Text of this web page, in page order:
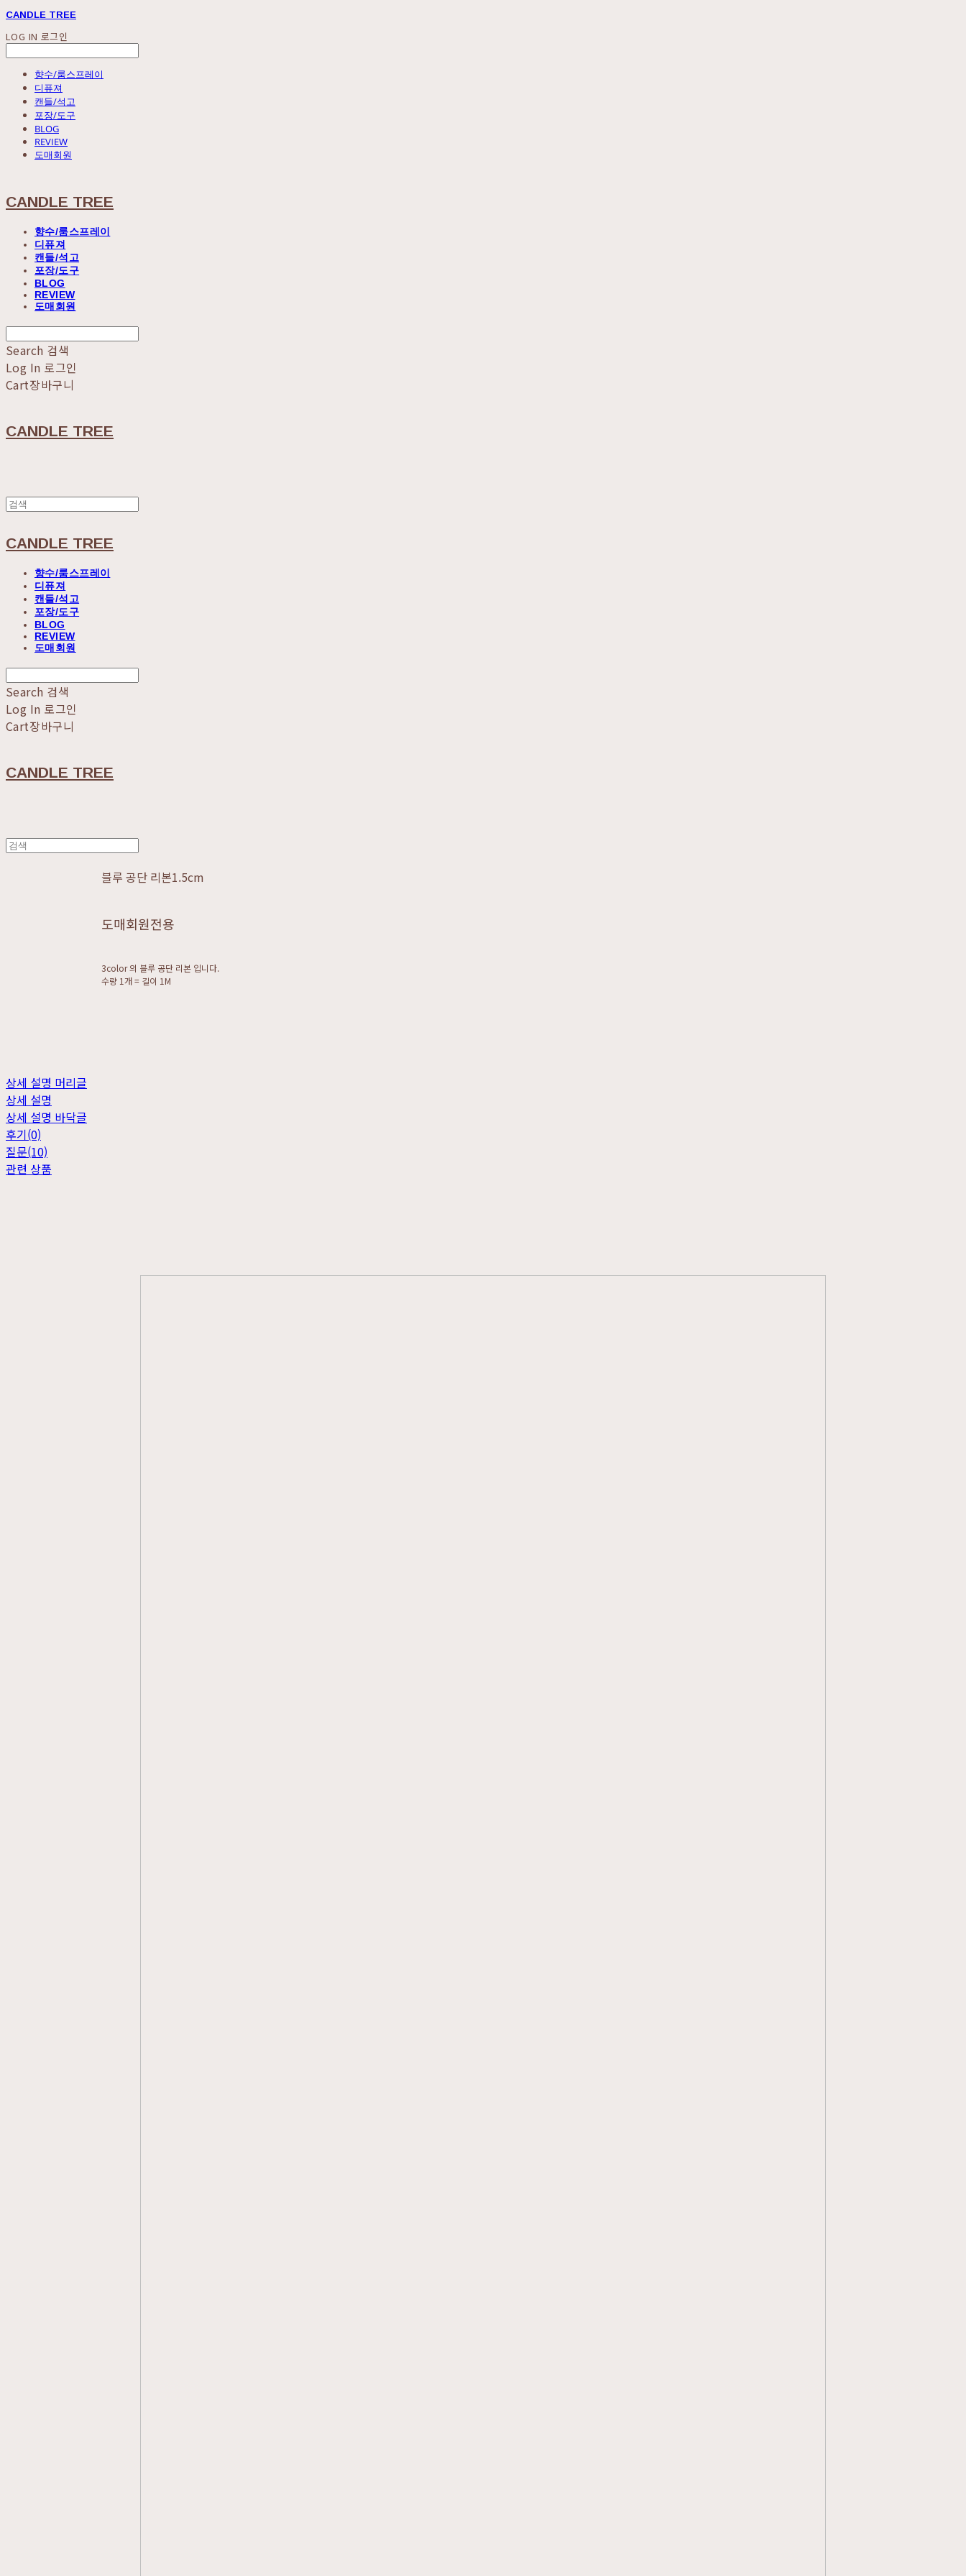
CANDLE TREE
LOG IN 로그인
향수/룸스프레이
디퓨져
캔들/석고
포장/도구
BLOG
REVIEW
도매회원
CANDLE TREE
향수/룸스프레이
디퓨져
캔들/석고
포장/도구
BLOG
REVIEW
도매회원
Search 검색
Log In 로그인
Cart장바구니
CANDLE TREE
CANDLE TREE
향수/룸스프레이
디퓨져
캔들/석고
포장/도구
BLOG
REVIEW
도매회원
Search 검색
Log In 로그인
Cart장바구니
CANDLE TREE
블루 공단 리본1.5cm
도매회원전용
3color 의 블루 공단 리본 입니다.
수량 1개 = 길이 1M
상세 설명 머리글
상세 설명
상세 설명 바닥글
후기(0)
질문(10)
관련 상품